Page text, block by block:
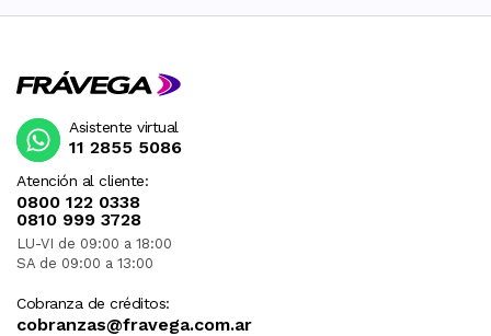
Atención al cliente:
0800 122 0338
0810 999 3728
LU-VI de 09:00 a 18:00
SA de 09:00 a 13:00
Cobranza de créditos:
cobranzas@fravega.com.ar
Asistente virtual
11 2855 5086